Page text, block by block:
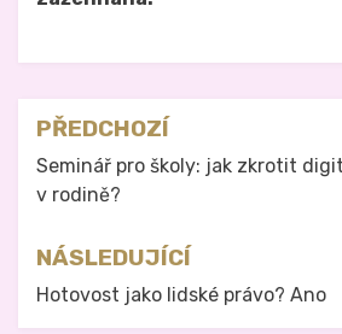
Navigace
pro
příspěvek
PŘEDCHOZÍ
Seminář pro školy: jak zkrotit
v rodině?
NÁSLEDUJÍCÍ
Hotovost jako lidské právo? Ano